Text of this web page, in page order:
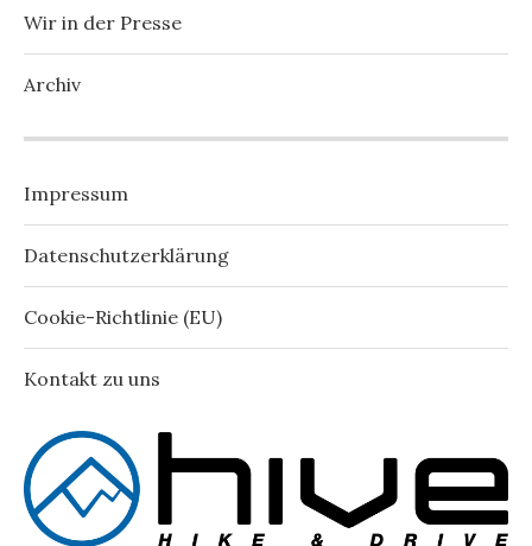
Wir in der Presse
Archiv
Impressum
Datenschutzerklärung
Cookie-Richtlinie (EU)
Kontakt zu uns